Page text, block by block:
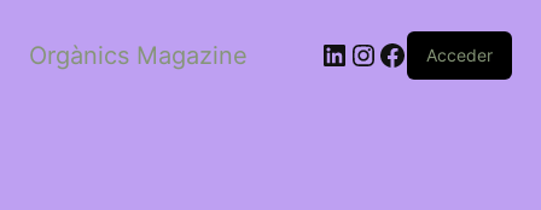
Orgànics Magazine LinkedIn
Instagram
Facebook
Acceder